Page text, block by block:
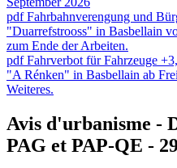
pdfFahrbahnverengung und
"Duarrefstrooss" in Basbellain
zum Ende der Arbeiten.
pdfFahrverbot für Fahrzeuge
"A Rénken" in Basbellain ab
Weiteres.
Avis d'urbanisme -
PAG et PAP-QE -